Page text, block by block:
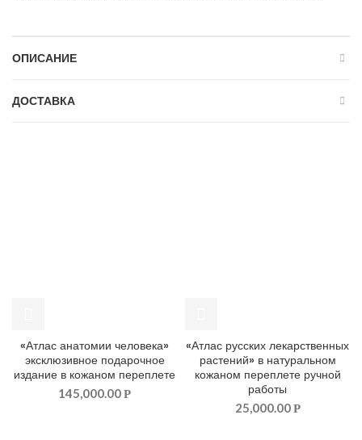
ОПИСАНИЕ
ДОСТАВКА
«Атлас анатомии человека»
эксклюзивное подарочное
издание в кожаном переплете
145,000.00Р
«Атлас русских лекарственных
растений» в натуральном
кожаном переплете ручной
работы
25,000.00Р